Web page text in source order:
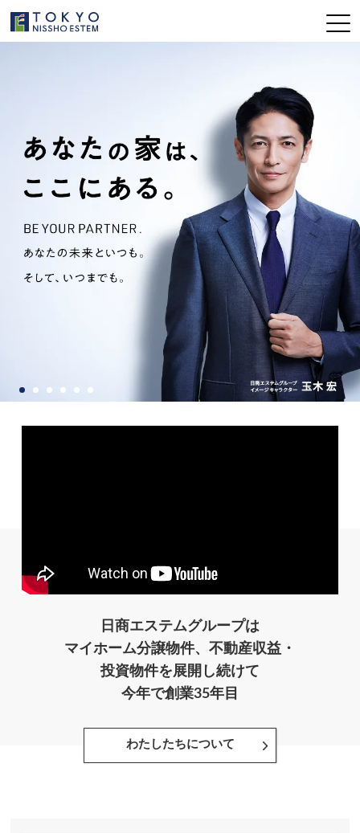
日商エステムグループは
マイホーム分譲物件、不動産収益・
投資物件を展開し続けて
今年で創業35年目
わたしたちについて